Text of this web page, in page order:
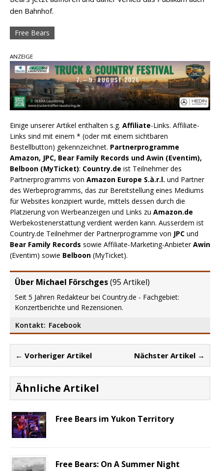
den Bahnhof.
Free Bears
ANZEIGE
Einige unserer Artikel enthalten s.g. Affiliate-Links. Affiliate-
Links sind mit einem * (oder mit einem sichtbaren
Bestellbutton) gekennzeichnet. Partnerprogramme
Amazon, JPC, Bear Family Records und Awin (Eventim),
Belboon (MyTicket): Country.de ist Teilnehmer des
Partnerprogramms von Amazon Europe S.à.r.l. und Partner
des Werbeprogramms, das zur Bereitstellung eines Mediums
für Websites konzipiert wurde, mittels dessen durch die
Platzierung von Werbeanzeigen und Links zu Amazon.de
Werbekostenerstattung verdient werden kann. Ausserdem ist
Country.de Teilnehmer der Partnerprogramme von JPC und
Bear Family Records sowie Affiliate-Marketing-AnbieterAwin
(Eventim) sowie Belboon (MyTicket).
Über Michael Förschges(95 Artikel)
Seit 5 Jahren Redakteur bei Country.de - Fachgebiet:
Konzertberichte und Rezensionen.
Kontakt: Facebook
← Vorheriger Artikel Nächster Artikel →
Ähnliche Artikel
Free Bears im Yukon Territory
Free Bears: On A Summer Night